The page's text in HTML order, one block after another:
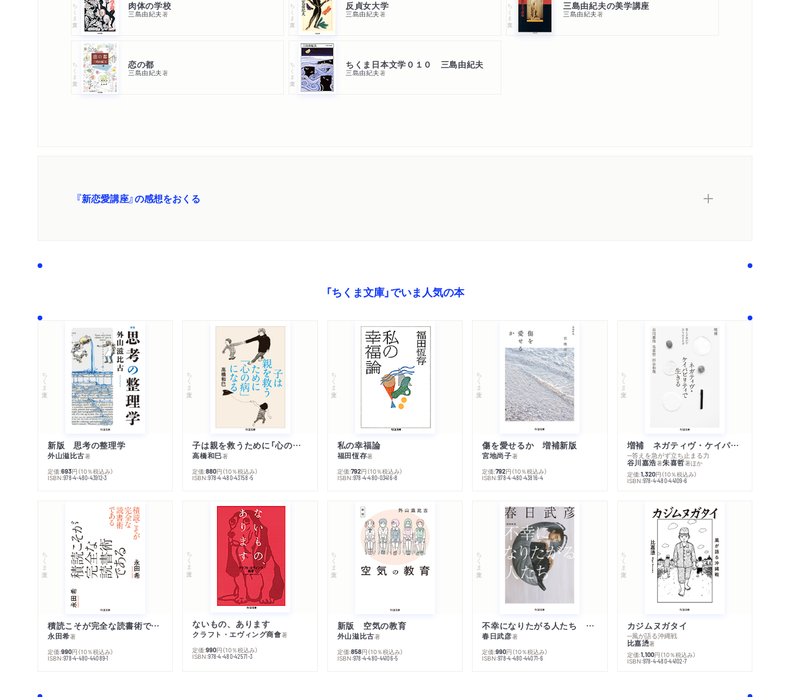
ちくま文庫 肉体の学校
三島由紀夫著 ちくま文庫 反貞女大学
三島由紀夫著 ちくま文庫 三島由紀夫の美学講座
三島由紀夫著
ちくま文庫 恋の都
三島由紀夫著 ちくま文庫 ちくま日本文学０１０ 三島由紀夫
三島由紀夫著
『新恋愛講座』の感想をおくる
「ちくま文庫」でいま人気の本
ちくま文庫
新版 思考の整理学
外山滋比古著
定価:693円 （10％税込み）
ISBN:978-4-480-43912-3
ちくま文庫
子は親を救うために「心の病」になる
高橋和巳著
定価:880円 （10％税込み）
ISBN:978-4-480-43158-5
ちくま文庫
私の幸福論
福田恆存著
定価:792円 （10％税込み）
ISBN:978-4-480-03416-8
ちくま文庫
傷を愛せるか 増補新版
宮地尚子著
定価:792円 （10％税込み）
ISBN:978-4-480-43816-4
ちくま文庫
増補 ネガティヴ・ケイパビリティで生きる
─答えを急がず立ち止まる力
谷川嘉浩著朱喜哲著ほか
定価:1,320円 （10％税込み）
ISBN:978-4-480-44109-6
ちくま文庫
積読こそが完全な読書術である
永田希著
定価:990円 （10％税込み）
ISBN:978-4-480-44089-1
ちくま文庫
ないもの、あります
クラフト・エヴィング商會著
定価:990円 （10％税込み）
ISBN:978-4-480-42571-3
ちくま文庫
新版 空気の教育
外山滋比古著
定価:858円 （10％税込み）
ISBN:978-4-480-44106-5
ちくま文庫
不幸になりたがる人たち 増補新版
春日武彦著
定価:990円 （10％税込み）
ISBN:978-4-480-44071-6
ちくま文庫
カジムヌガタイ
─風が語る沖縄戦
比嘉慂著
定価:1,100円 （10％税込み）
ISBN:978-4-480-44102-7